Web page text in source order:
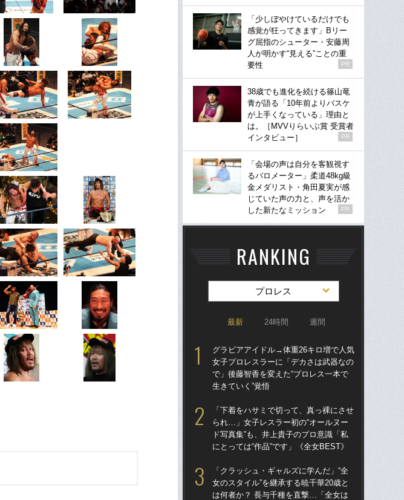
「少しぼやけているだけでも
感覚が狂ってきます」Bリー
グ屈指のシューター・安藤周
人が明かす“見える”ことの重
要性
PR
38歳でも進化を続ける篠山竜
青が語る「10年前よりバスケ
が上手くなっている」理由と
は。［MVVりらいぶ賞 受賞者
インタビュー］
PR
「会場の声は自分を客観視す
るバロメーター」柔道48kg級
金メダリスト・角田夏実が感
じていた声の力と、声を活か
した新たなミッション
PR
RANKING
プロレス
最新 24時間 週間
グラビアアイドル→体重26キロ増で人気
女子プロレスラーに「デカさは武器なの
で」後藤智香を変えた“プロレス一本で
生きていく”覚悟
「下着をハサミで切って、真っ裸にさせ
られ…」女子レスラー初の“オールヌー
ド写真集”も、井上貴子のプロ意識「私
にとっては“作品”です」《全女BEST》
「クラッシュ・ギャルズに学んだ」“全
女のスタイル”を継承する暁千華20歳と
は何者か？ 長与千種を直撃…「全女は